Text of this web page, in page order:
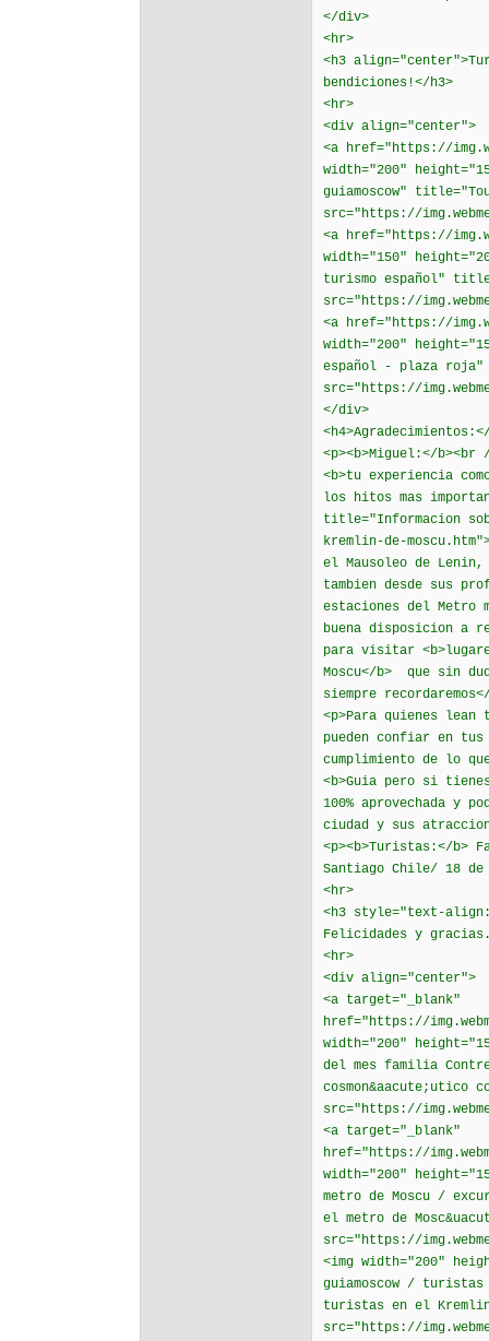
</div>
<hr>
<h3
bendiciones!</h3>
<hr>
<div align="center">
<a href="https://
width="200"
guiamoscow"
src="https://
<a href="https://
width="150"
turismo español"
src="https://
<a href="https://
width="200"
español - plaza
src="https://
</div>
<p><b>Miguel:</
<b>tu experiencia
los hitos mas
title="Informacion
kremlin-de-
el Mausoleo de
tambien desde sus
estaciones del Metro
buena disposicion a
para visitar
Moscu</b> que sin
siempre
<p>Para quienes lean
pueden confiar en
cumplimiento de lo
<b>Guia pero si
100% aprovechada y
ciudad y sus
<p><b>Turistas:</b>
Santiago Chile/ 18 de
<hr>
<h3 style="text-
Felicidades y
<hr>
<div align="center">
<a target="_blank"
href="https://
width="200"
del mes familia
cosmon&aacute;utico
src="https://
<a target="_blank"
href="https://
width="200"
metro de Moscu /
el metro de
src="https://
<img width="200"
guiamoscow /
turistas en el Kremlin
src="https://